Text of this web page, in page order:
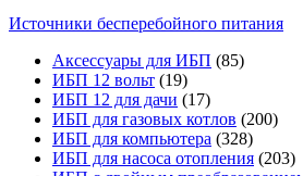
Источники бесперебойного питания
Аксессуары для ИБП (85)
ИБП 12 вольт (19)
ИБП 12 для дачи (17)
ИБП для газовых котлов (200)
ИБП для компьютера (328)
ИБП для насоса отопления (203)